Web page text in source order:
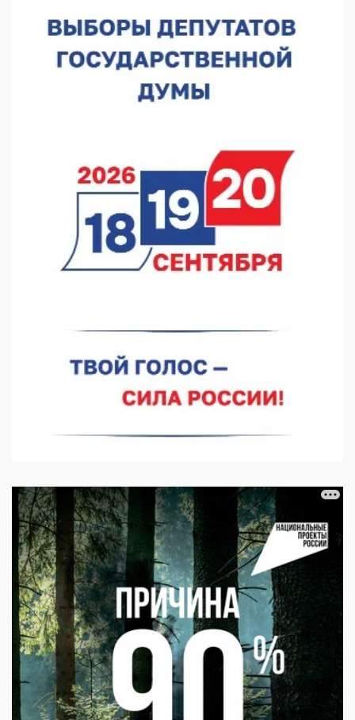
В Нижнем Новгороде отметили 70-летие Дня строителя
07.08.2026 12:04
В Нижегородской области созданы четыре ММЦ
07.08.2026 11:46